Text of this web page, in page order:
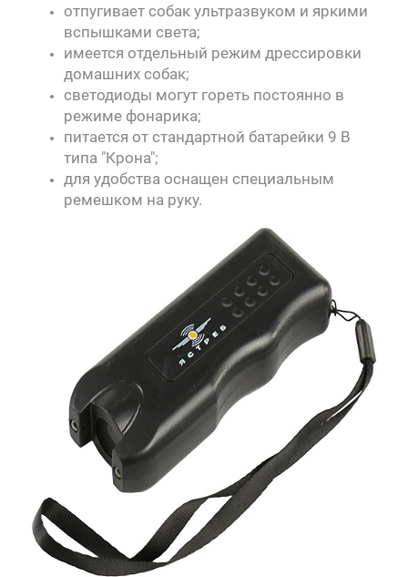
отпугивает собак ультразвуком и яркими
вспышками света;
имеется отдельный режим дрессировки
домашних собак;
светодиоды могут гореть постоянно в
режиме фонарика;
питается от стандартной батарейки 9 В
типа "Крона";
для удобства оснащен специальным
ремешком на руку.